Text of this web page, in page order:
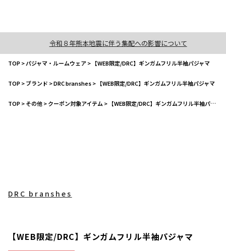
令和８年熊本地震に伴う集配への影響について
TOP>パジャマ・ルームウェア> 【WEB限定/DRC】ギンガムフリル半袖パジャマ
TOP>ブランド >DRC branshes> 【WEB限定/DRC】ギンガムフリル半袖パジャマ
TOP>その他>クーポン対象アイテム > 【WEB限定/DRC】ギンガムフリル半袖パジャマ
DRC branshes
【WEB限定/DRC】ギンガムフリル半袖パジャマ